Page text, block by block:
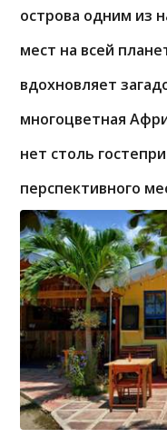
острова одним из
мест на всей
вдохновляет
многоцветная
нет столь
перспективного